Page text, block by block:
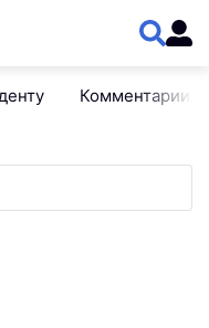
Комментарии